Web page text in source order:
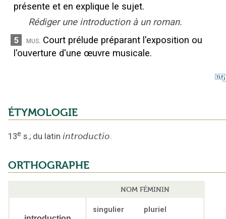
présente et en explique le sujet.
Rédiger une introduction à un roman.
5 mus. Court prélude préparant l'exposition ou
l'ouverture d'une œuvre musicale.
ÉTYMOLOGIE
13e s.; du latin introductio.
ORTHOGRAPHE
NOM FÉMININ
singulier pluriel